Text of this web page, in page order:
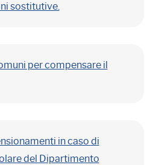
sostitutive.
per compensare il
in caso di
del Dipartimento